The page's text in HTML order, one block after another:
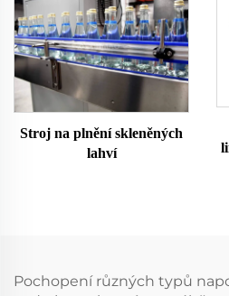
Stroj na plnění skleněných
lahví
Pochopení různých typů